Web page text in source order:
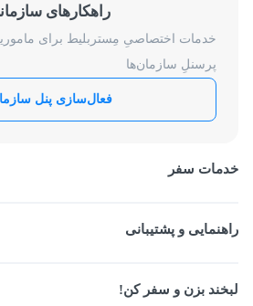
راهکارهای
خدمات اختصاصیِ مِستربلیط برای
پرسنلِ سازمان‌ها
فعال‌سازی پنل
خدمات سفر
بلیط قطار
راهنمایی و پشتیبانی
شرایط و مقررات
لبخند بزن و سفر کن!